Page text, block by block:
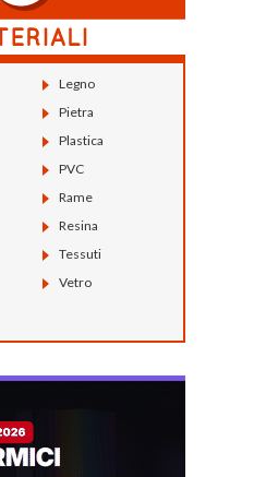
Legno
Pietra
Plastica
PVC
Rame
Resina
Tessuti
Vetro